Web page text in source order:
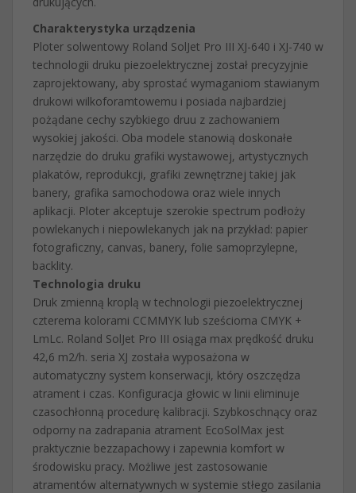
Charakterystyka urządzenia
Ploter solwentowy Roland SolJet Pro III XJ-640 i XJ-740 w
technologii druku piezoelektrycznej został precyzyjnie
zaprojektowany, aby sprostać wymaganiom stawianym
drukowi wilkoforamtowemu i posiada najbardziej
pożądane cechy szybkiego druu z zachowaniem
wysokiej jakości. Oba modele stanowią doskonałe
narzędzie do druku grafiki wystawowej, artystycznych
plakatów, reprodukcji, grafiki zewnętrznej takiej jak
banery, grafika samochodowa oraz wiele innych
aplikacji. Ploter akceptuje szerokie spectrum podłoży
powlekanych i niepowlekanych jak na przykład: papier
fotograficzny, canvas, banery, folie samoprzylepne,
backlity.
Technologia druku
Druk zmienną kroplą w technologii piezoelektrycznej
czterema kolorami CCMMYK lub sześcioma CMYK +
LmLc. Roland SolJet Pro III osiąga max prędkość druku
42,6 m2/h. seria XJ została wyposażona w
automatyczny system konserwacji, który oszczędza
atrament i czas. Konfiguracja głowic w linii eliminuje
czasochłonną procedurę kalibracji. Szybkoschnący oraz
odporny na zadrapania atrament EcoSolMax jest
praktycznie bezzapachowy i zapewnia komfort w
środowisku pracy. Możliwe jest zastosowanie
atramentów alternatywnych w systemie stłego zasilania